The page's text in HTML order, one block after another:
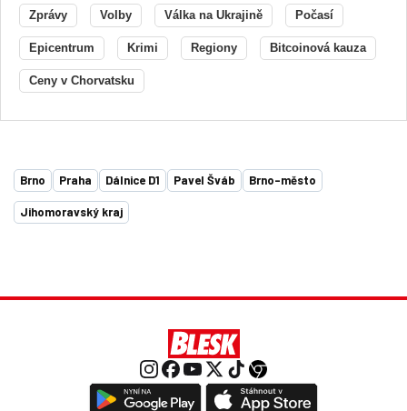
Zprávy Volby Válka na Ukrajině Počasí
Epicentrum Krimi Regiony Bitcoinová kauza
Ceny v Chorvatsku
Brno Praha Dálnice D1 Pavel Šváb Brno-město
Jihomoravský kraj